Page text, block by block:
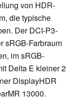
von HDR-
die typische
Der DCI-P3-
sRGB-Farbraum
im sRGB-
Delta E kleiner 2
DisplayHDR
13000.